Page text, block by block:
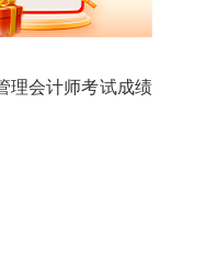
理会计师考试成绩